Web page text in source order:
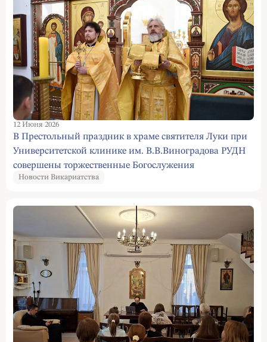
12 Июня 2026
В Престольный праздник в храме святителя Луки при
Университетской клинике им. В.В.Виноградова РУДН
совершены торжественные Богослужения
Новости Викариатства